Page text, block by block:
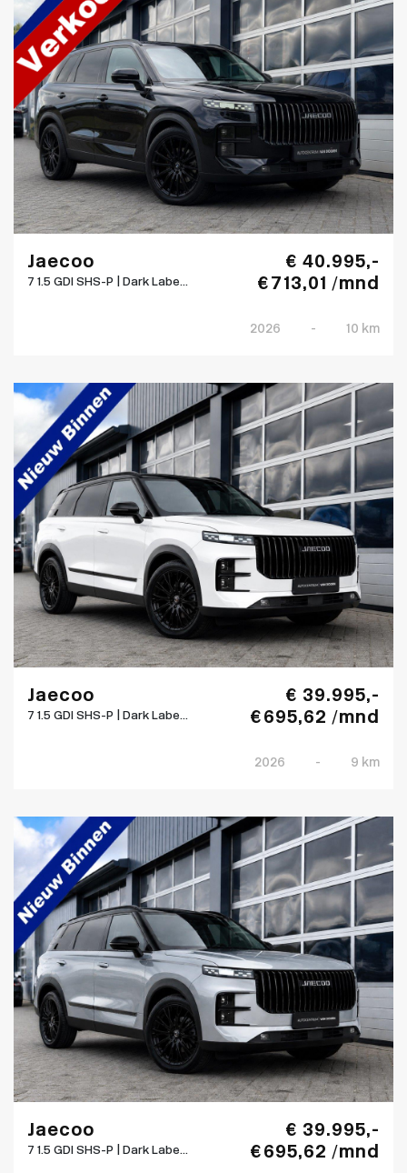
Jaecoo
7 1.5 GDI SHS-P | Dark Labe...
€ 40.995,-
€ 713,01 /mnd
2026 - 10 km
Jaecoo
7 1.5 GDI SHS-P | Dark Labe...
€ 39.995,-
€ 695,62 /mnd
2026 - 9 km
Jaecoo
7 1.5 GDI SHS-P | Dark Labe...
€ 39.995,-
€ 695,62 /mnd